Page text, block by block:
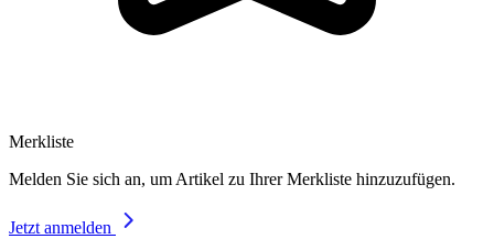
Merkliste
Melden Sie sich an, um Artikel zu Ihrer Merkliste hinzuzufügen.
Jetzt anmelden